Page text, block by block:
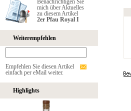
Benachrichtigen Sie
mich über Aktuelles
zu diesem Artikel
2er Pfau Royal I
Weiterempfehlen
Empfehlen Sie diesen Artikel
einfach per eMail weiter.
Highlights